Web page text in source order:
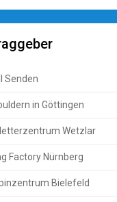
Senden
in Göttingen
Wetzlar
Factory Nürnberg
Bielefeld